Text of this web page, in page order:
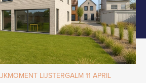
LIJSTERGALM 11 APRIL